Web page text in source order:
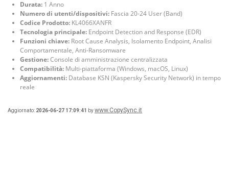
Durata: 1 Anno
Numero di utenti/dispositivi: Fascia 20-24 User (Band)
Codice Prodotto: KL4066XANFR
Tecnologia principale: Endpoint Detection and Response (EDR)
Funzioni chiave: Root Cause Analysis, Isolamento Endpoint, Analisi
Comportamentale, Anti-Ransomware
Gestione:Console di amministrazione centralizzata
Compatibilità: Multi-piattaforma (Windows, macOS, Linux)
Aggiornamenti: Database KSN (Kaspersky Security Network) in tempo
reale
Aggiornato: 2026-06-27 17:09:41 bywww.CopySync.it